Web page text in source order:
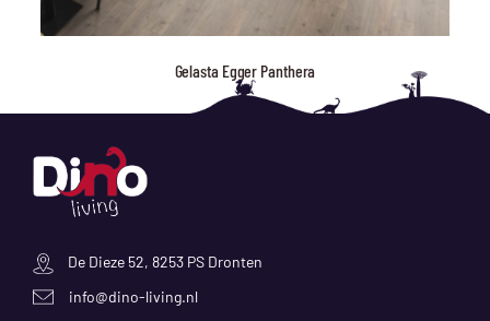
Gelasta Egger Panthera
De Dieze 52, 8253 PS Dronten
info@dino-living.nl